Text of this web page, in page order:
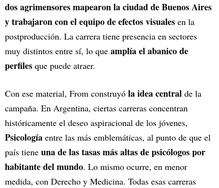
dos agrimensores mapearon la ciudad de Buenos Aires
y trabajaron con el equipo de efectos visuales en la
postproducción. La carrera tiene presencia en sectores
muy distintos entre sí, lo que amplía el abanico de
perfiles que puede atraer.
Con ese material, From construyó la idea central de la
campaña. En Argentina, ciertas carreras concentran
históricamente el deseo aspiracional de los jóvenes,
Psicología entre las más emblemáticas, al punto de que el
país tiene una de las tasas más altas de psicólogos por
habitante del mundo. Lo mismo ocurre, en menor
medida, con Derecho y Medicina. Todas esas carreras